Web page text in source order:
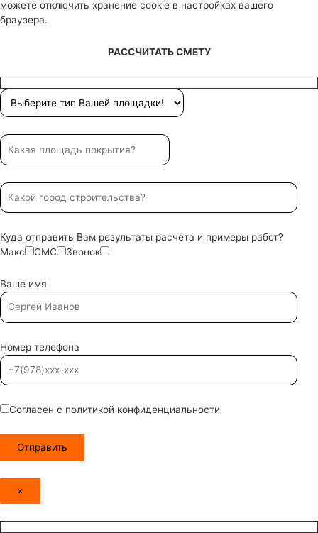
можете отключить хранение cookie в настройках вашего
браузера.
РАССЧИТАТЬ СМЕТУ
Куда отправить Вам результаты расчёта и примеры работ?
Макс
СМС Звонок
Ваше имя
Номер телефона
Согласен с политикой конфиденциальности
×